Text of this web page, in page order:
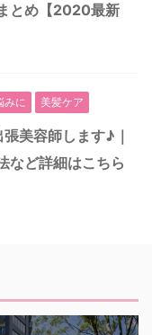
とめ【2020最新
みに 美髪ケア
美容師します♪｜
など詳細はこちら